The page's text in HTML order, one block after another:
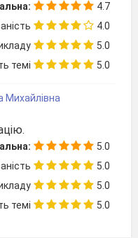
4.7
4.0
5.0
темі
5.0
Михайлівна
5.0
5.0
5.0
темі
5.0